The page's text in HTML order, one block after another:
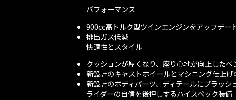
パフォーマンス
900cc高トルク型ツインエンジンをアップデー
排出ガス低減
快適性とスタイル
クッションが厚くなり、座り心地が向上したベ
新設計のキャストホイールとマシニング仕上げ
新設計のボディパーツ、ディテールにブラッシ
ライダーの自信を後押しするハイスペック装備